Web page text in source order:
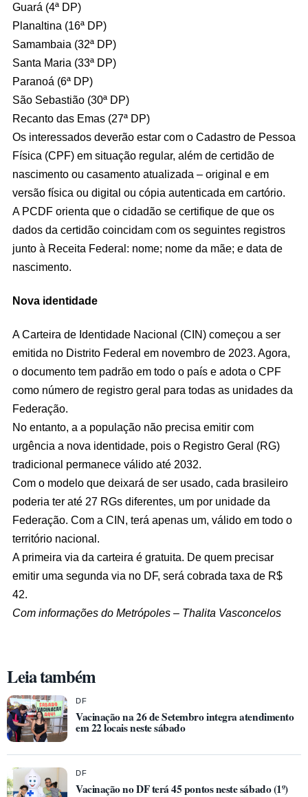
Guará (4ª DP)
Planaltina (16ª DP)
Samambaia (32ª DP)
Santa Maria (33ª DP)
Paranoá (6ª DP)
São Sebastião (30ª DP)
Recanto das Emas (27ª DP)
Os interessados deverão estar com o Cadastro de Pessoa
Física (CPF) em situação regular, além de certidão de
nascimento ou casamento atualizada – original e em
versão física ou digital ou cópia autenticada em cartório.
A PCDF orienta que o cidadão se certifique de que os
dados da certidão coincidam com os seguintes registros
junto à Receita Federal: nome; nome da mãe; e data de
nascimento.
Nova identidade
A Carteira de Identidade Nacional (CIN) começou a ser
emitida no Distrito Federal em novembro de 2023. Agora,
o documento tem padrão em todo o país e adota o CPF
como número de registro geral para todas as unidades da
Federação.
No entanto, a a população não precisa emitir com
urgência a nova identidade, pois o Registro Geral (RG)
tradicional permanece válido até 2032.
Com o modelo que deixará de ser usado, cada brasileiro
poderia ter até 27 RGs diferentes, um por unidade da
Federação. Com a CIN, terá apenas um, válido em todo o
território nacional.
A primeira via da carteira é gratuita. De quem precisar
emitir uma segunda via no DF, será cobrada taxa de R$
42.
Com informações do Metrópoles – Thalita Vasconcelos
Leia também
DF
Vacinação na 26 de Setembro integra atendimento
em 22 locais neste sábado
DF
Vacinação no DF terá 45 pontos neste sábado (1º)